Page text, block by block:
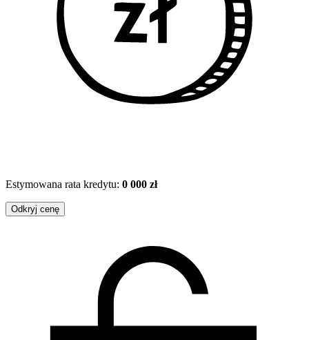
Estymowana rata kredytu: 0 000 zł
Odkryj cenę